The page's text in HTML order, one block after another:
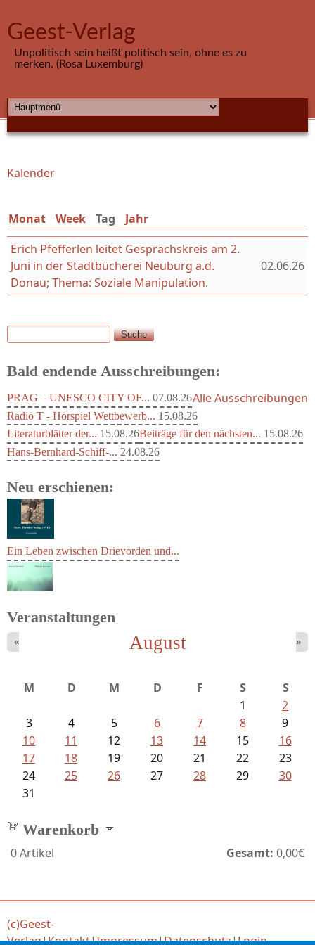
Geest-Verlag
Unpolitisch sein heißt politisch sein, ohne es zu
merken. (Rosa Luxemburg)
HAUPTMENÜ
Sie sind hier
Kalender
Monat Week Tag (aktiver Reiter)
Jahr
Erich Pfefferlen leitet Gesprächskreis am 2.
Juni in der Stadtbücherei Neuburg a.d.
Donau; Thema: Soziale Manipulation.
02.06.26
Suchformular
Suche
Bald endende Ausschreibungen:
PRAG – UNESCO CITY OF... 07.08.26
Radio T - Hörspiel Wettbewerb... 15.08.26
Literaturblätter der... 15.08.26Beiträge für den nächsten... 15.08.26
Hans-Bernhard-Schiff-... 24.08.26
Alle Ausschreibungen
Neu erschienen:
Ein Leben zwischen Drievorden und...
Veranstaltungen
August
« »
M D M D F S
S
1
2
3
4 5 6 7 8
9
10
11 12 13 14 15
16
17
18 19 20 21 22
23
24
25 26 27 28 29
30
31
Warenkorb
0Artikel Gesamt: 0,00€
(c)Geest-
Verlag|Kontakt|Impressum|Datenschutz|Login